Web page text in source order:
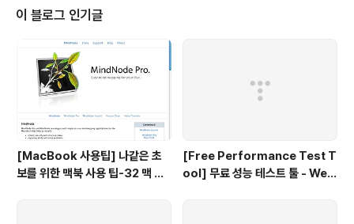
이 블로그 인기글
[MacBook 사용팁] 나같은 초
보를 위한 맥북 사용 팁-32 맥 사
[Free Performance Test T
ool] 무료 성능 테스트 툴 - Web